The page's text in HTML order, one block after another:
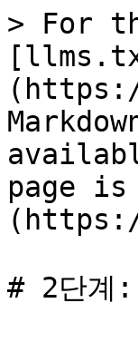
> For
page
# 2단계: